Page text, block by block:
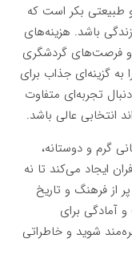
طبیعتی بکر است که
باشد. هزینه‌های
و فرصت‌های گردشگری
گزینه‌ای جذاب برای
تجربه‌ای متفاوت
انتخابی عالی باشد.
گرم و دوستانه،
ایجاد می‌کند تا نه
از فرهنگ و تاریخ
آمادگی برای
شوید و خاطراتی